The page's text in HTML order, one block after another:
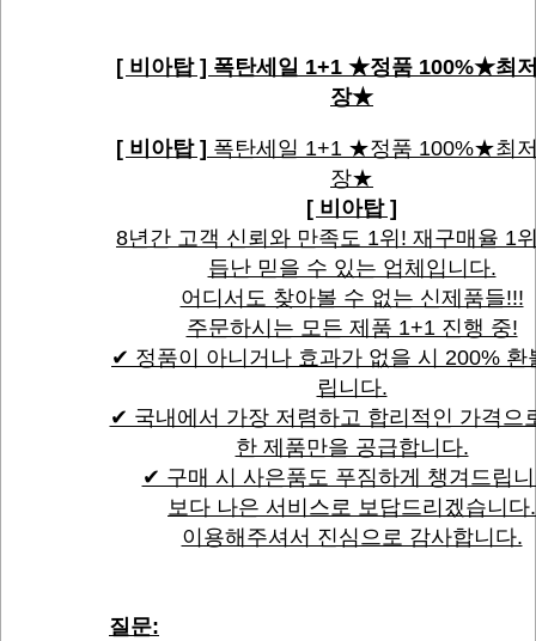
[ 비아탑 ] 폭탄세일 1+1 ★정품 100%★최
장★
[ 비아탑 ] 폭탄세일 1+1 ★정품 100%★최
장★
[ 비아탑 ]
8년간 고객 신뢰와 만족도 1위! 재구매율 1
듭난 믿을 수 있는 업체입니다.
어디서도 찾아볼 수 없는 신제품들!!!
주문하시는 모든 제품 1+1 진행 중!
✔ 정품이 아니거나 효과가 없을 시 200% 환
립니다.
✔ 국내에서 가장 저렴하고 합리적인 가격으
한 제품만을 공급합니다.
✔ 구매 시 사은품도 푸짐하게 챙겨드립
보다 나은 서비스로 보답드리겠습니다.
이용해주셔서 진심으로 감사합니다.
질문: